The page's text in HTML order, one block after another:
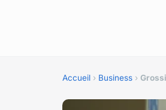
Accueil › Business ›